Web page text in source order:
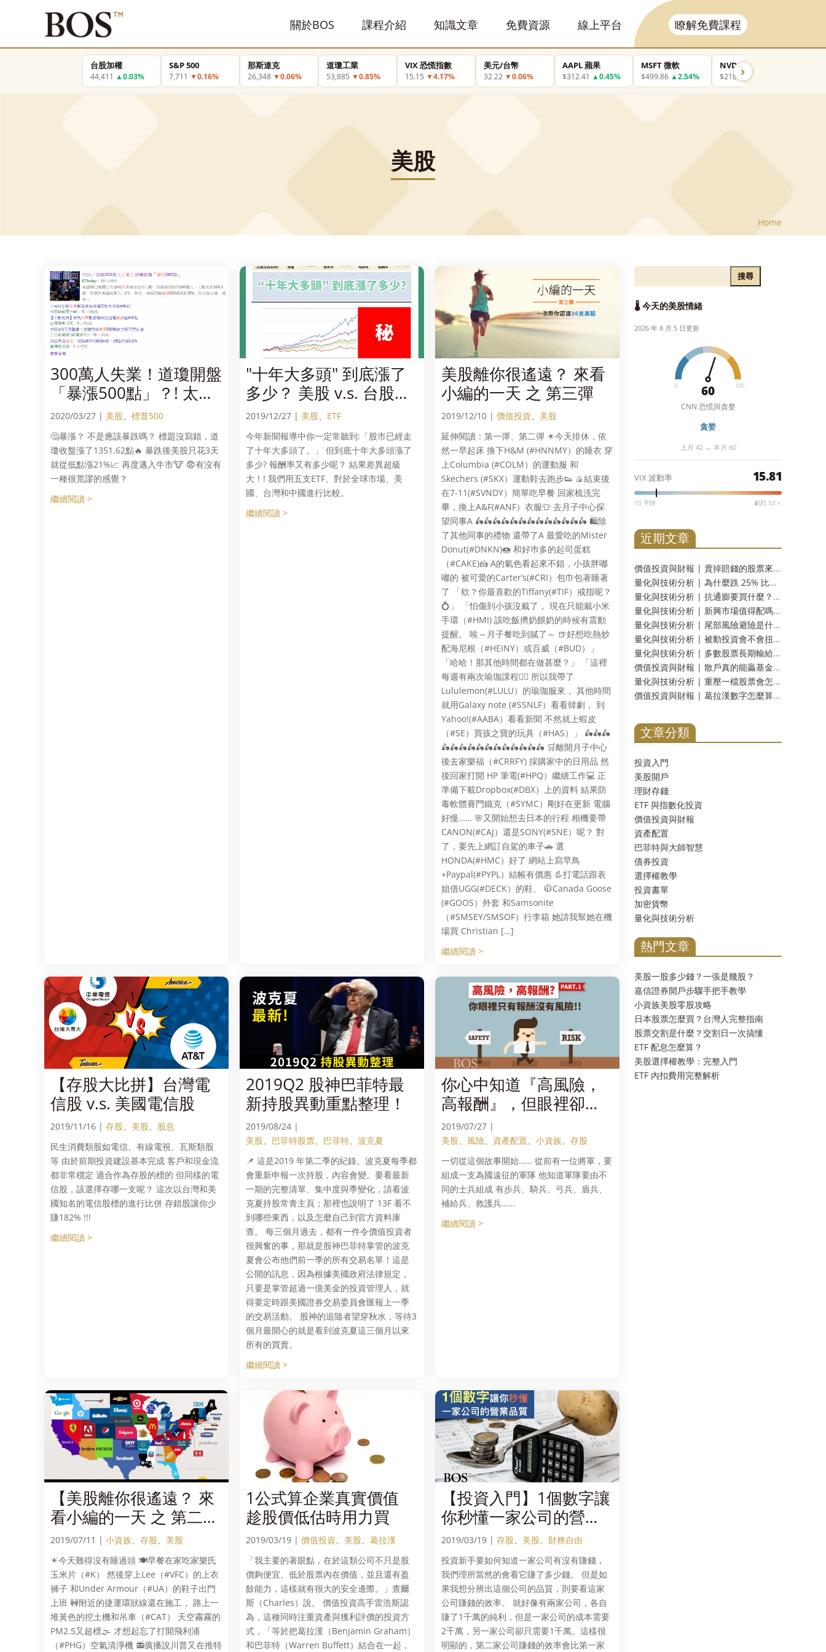
關於BOS 課程介紹 知識文章 免費資源 線上平台 瞭解免費課程
台股加權
44,411 ▲0.03%
S&P 500
7,711 ▼0.16%
那斯達克
26,348 ▼0.06%
道瓊工業
53,885 ▼0.85%
VIX 恐慌指數
15.15 ▼4.17%
美元/台幣
32.22 ▼0.06%
AAPL 蘋果
$312.41 ▲0.45%
MSFT 微軟
$499.86 ▲2.54%
NVDA 輝達
$218.99▼0.10%
›
美股
Home
300萬人失業！道瓊開盤
「暴漲500點」？! 太荒
謬了吧？
2020/03/27 | 美股、 標普500
🤔暴漲？ 不是應該暴跌嗎？ 標題沒寫錯，道
瓊收盤漲了1351.62點🔥 暴跌後美股只花3天
就從低點漲21%📈 再度邁入牛市🐮 😨有沒有
一種很荒謬的感覺？
繼續閱讀 >
"十年大多頭" 到底漲了
多少？ 美股 v.s. 台股
v.s. 陸股報酬率大對
決！!
2019/12/27 | 美股、 ETF
今年新聞報導中你一定常聽到:「股市已經走
了十年大多頭了。」 但到底十年大多頭漲了
多少? 報酬率又有多少呢？ 結果差異超級
大！! 我們用五支ETF、對於全球市場、美
國、台灣和中國進行比較。
繼續閱讀 >
美股離你很遙遠？ 來看
小編的一天 之 第三彈
2019/12/10 | 價值投資、 美股
延伸閱讀：第一彈、第二彈 ☀今天排休，依
然一早起床 換下H&M (#HNNMY）的睡衣 穿
上Columbia (#COLM）的運動服 和
Skechers (#SKX）運動鞋去跑步👟 🍙結束後
在7-11(#SVNDY）簡單吃早餐 回家梳洗完
畢，換上A&F(#ANF）衣服👕 去月子中心探
望同事A 🛵🛵🛵🛵🛵🛵🛵🛵🛵🛵🛵🛵🛵 🛍除
了其他同事的禮物 還帶了A 最愛吃的Mister
Donut(#DNKN)🍩 和好巿多的起司蛋糕
（#CAKE)🍰 A的氣色看起來不錯，小孩胖嘟
嘟的 被可愛的Carter’s(#CRI）包巾包著睡著
了 「欸？你最喜歡的Tiffany(#TIF）戒指呢？
💍」 「怕傷到小孩沒戴了， 現在只能戴小米
手環（#HMI) 該吃飯擠奶餵奶的時候有震動
提醒。 唉～月子餐吃到膩了～ 🍺好想吃熱炒
配海尼根（#HEINY）或百威（#BUD）」
「哈哈！那其他時間都在做甚麼？」 「這裡
每週有兩次瑜珈課程🧘‍♀ 所以我帶了
Lululemon(#LULU）的瑜珈服來， 其他時間
就用Galaxy note (#SSNLF）看看韓劇， 到
Yahoo!(#AABA）看看新聞 不然就上蝦皮
（#SE）買孩之寶的玩具（#HAS）」 🛵🛵🛵
🛵🛵🛵🛵🛵🛵🛵🛵🛵🛵🛵🛵 🛒離開月子中心
後去家樂福（#CRRFY) 採購家中的日用品 然
後回家打開 HP 筆電(#HPQ）繼續工作💻 正
準備下載Dropbox(#DBX）上的資料 結果防
毒軟體賽門鐵克（#SYMC）剛好在更新 電腦
好慢…… 🌸又開始想去日本的行程 相機要帶
CANON(#CAJ）還是SONY(#SNE）呢？ 對
了，要先上網訂自駕的車子🚗 選
HONDA(#HMC）好了 網站上寫早鳥
+Paypal(#PYPL）結帳有價惠 👢打電話跟表
姐借UGG(#DECK）的鞋、 🧥Canada Goose
(#GOOS）外套 和Samsonite
（#SMSEY/SMSOF）行李箱 她請我幫她在機
場買 Christian […]
繼續閱讀 >
【存股大比拼】台灣電
信股 v.s. 美國電信股
2019/11/16 | 存股、 美股、 股息
民生消費類股如電信、有線電視、瓦斯類股
等 由於前期投資建設基本完成 客戶和現金流
都非常穩定 適合作為存股的標的 但同樣的電
信股，該選擇存哪一支呢？ 這次以台灣和美
國知名的電信股標的進行比併 存錯股讓你少
賺182% !!!
繼續閱讀 >
2019Q2 股神巴菲特最
新持股異動重點整理！
2019/08/24 |
美股、 巴菲特股票、 巴菲特、波克夏
📌 這是2019 年第二季的紀錄。波克夏每季都
會重新申報一次持股，內容會變。要看最新
一期的完整清單、集中度與季變化，請看波
克夏持股常青主頁；那裡也說明了 13F 看不
到哪些東西，以及怎麼自己到官方資料庫
查。 每三個月過去，都有一件令價值投資者
很興奮的事，那就是股神巴菲特掌管的波克
夏會公布他們前一季的所有交易名單！這是
公開的訊息，因為根據美國政府法律規定，
只要是掌管超過一億美金的投資管理人，就
得要定時跟美國證券交易委員會匯報上一季
的交易活動。 股神的追隨者望穿秋水，等待3
個月最開心的就是看到波克夏這三個月以來
所有的買賣。
繼續閱讀 >
你心中知道『高風險，
高報酬』，但眼裡卻沒
有風險只有報酬！ -Part
1
2019/07/27 |
美股、 風險、 資產配置、小資族、存股
一切從這個故事開始…… 從前有一位將軍，要
組成一支為國遠征的軍隊 他知道軍隊要由不
同的士兵組成 有步兵、騎兵、弓兵、盾兵、
補給兵、救護兵……
繼續閱讀 >
【美股離你很遙遠？ 來
看小編的一天 之 第二
彈】
2019/07/11 | 小資族、 存股、 美股
☀今天難得沒有睡過頭 🍽早餐在家吃家樂氏
玉米片（#K） 然後穿上Lee（#VFC）的上衣
褲子 和Under Armour（#UA）的鞋子出門
上班 🚧附近的捷運環狀線還在施工， 路上一
堆黃色的挖土機和吊車（#CAT） 天空霧霧的
PM2.5又超標🌫 才想起忘了打開飛利浦
（#PHG）空氣清淨機 📻廣播說川普又在推特
1公式算企業真實價值
趁股價低估時用力買
2019/03/19 | 價值投資、 美股、葛拉漢
「我主要的著眼點，在於這類公司不只是股
價夠便宜、低於股票內在價值，並且還有盈
餘能力，這樣就有很大的安全邊際。」查爾
斯（Charles）說。 價值投資高手雷浩斯認
為，這種同時注重資產與獲利評價的投資方
式，「等於把葛拉漢（Benjamin Graham）
和巴菲特（Warren Buffett）結合在一起，
【投資入門】1個數字讓
你秒懂一家公司的營業
品質
2019/03/19 | 存股、 美股、 財務自由
投資新手要如何知道一家公司有沒有賺錢，
我們理所當然的會看它賺了多少錢。 但是如
果我想分辨出這個公司的品質，則要看這家
公司賺錢的效率。 就好像有兩家公司，各自
賺了1千萬的純利，但是一家公司的成本需要
2千萬，另一家公司卻只需要1千萬。這樣很
明顯的，第二家公司賺錢的效率會比第一家
搜尋
🌡️ 今天的美股情緒
2026 年 8 月 5 日更新
0 100
60
CNN 恐慌與貪婪
貪婪
上月 42 → 本月 60
VIX 波動率 15.81
10 平靜 劇烈 50＋
近期文章
價值投資與財報 | 賣掉賠錢的股票來抵稅，划算嗎？三十三年實測：財富只多 2.9%，而台灣人這一步用不上
量化與技術分析 | 為什麼跌 25% 比崩盤 50% 更可怕？水下時間與潰瘍指數，風險的另一個量法
量化與技術分析 | 抗通膨要買什麼？八種工具十九年實測：名字裡有抗通膨的那一個，反而測不出反應
量化與技術分析 | 新興市場值得配嗎？二十三年實測：報酬差距分不出勝負，但台灣人多買了一份自己
量化與技術分析 | 尾部風險避險是什麼？崩盤保險的真實成本，以及一個更省事的替代方案
量化與技術分析 | 被動投資會不會扭曲市場？三十年實測：齊漲齊跌是真的，指數基金的責任卻查不出來
量化與技術分析 | 多數股票長期輸給國庫券是真的嗎？一千多家公司實測：輸的只有兩成，真正該怕的是另一件事
價值投資與財報 | 散戶真的能贏基金經理人嗎？《彼得林區選股戰略》重點整理，十壘打實測與被誤解的一句話
量化與技術分析 | 重壓一檔股票會怎樣？四千多次十年實測：分散到五檔，賠錢機率從一成四掉到不到百分之一
價值投資與財報 | 葛拉漢數字怎麼算？淨流動資產撿菸蒂實測：台股剩九檔，美股一檔不剩
文章分類
投資入門
美股開戶
理財存錢
ETF 與指數化投資
價值投資與財報
資產配置
巴菲特與大師智慧
債券投資
選擇權教學
投資書單
加密貨幣
量化與技術分析
熱門文章
美股一股多少錢？一張是幾股？
嘉信證券開戶步驟手把手教學
小資族美股零股攻略
日本股票怎麼買？台灣人完整指南
股票交割是什麼？交割日一次搞懂
ETF 配息怎麼算？
美股選擇權教學：完整入門
ETF 內扣費用完整解析